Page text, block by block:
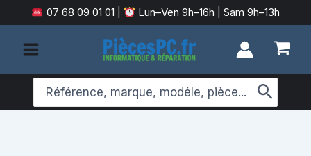
au
contenu
07 68 09 01 01 Lun–Ven 9h–16h | Sam 9h–13h
Search
for: